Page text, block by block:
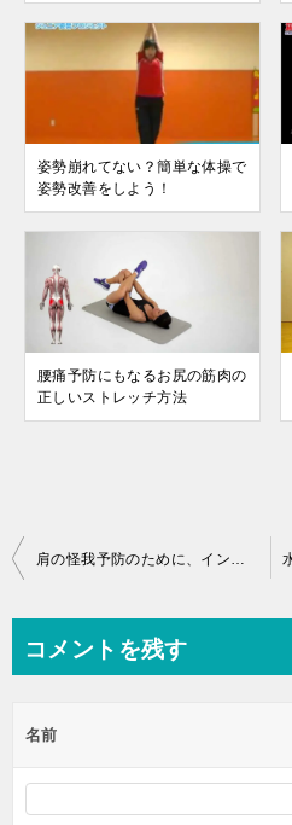
姿勢崩れてない？簡単な体操で
姿勢改善をしよう！
腰痛予防にもなるお尻の筋肉の
正しいストレッチ方法
投
ビ
ー
シ
コメントを残す
名前